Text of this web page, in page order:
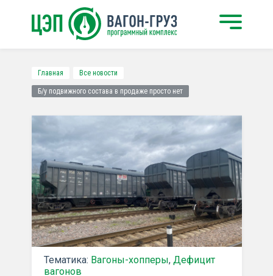
Главная Все новости
Б/у подвижного состава в продаже просто нет
Тематика: Вагоны-хопперы, Дефицит
вагонов